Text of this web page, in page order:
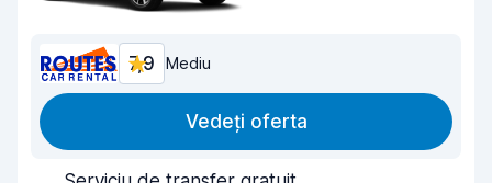
7,9 Mediu
Vedeți oferta